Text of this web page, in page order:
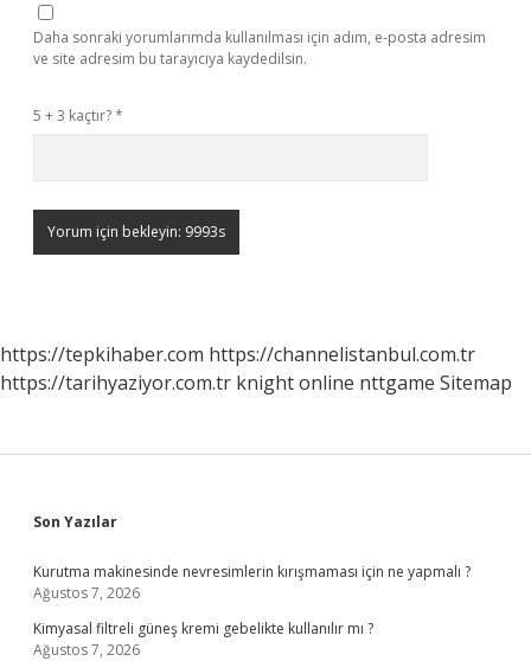
Daha sonraki yorumlarımda kullanılması için adım, e-posta adresim
ve site adresim bu tarayıcıya kaydedilsin.
5 + 3 kaçtır?*
https://tepkihaber.com https://channelistanbul.com.tr
https://tarihyaziyor.com.tr knight online nttgame Sitemap
Sidebar
Son Yazılar
Kurutma makinesinde nevresimlerin kırışmaması için ne yapmalı ?
Ağustos 7, 2026
Kimyasal filtreli güneş kremi gebelikte kullanılır mı ?
Ağustos 7, 2026